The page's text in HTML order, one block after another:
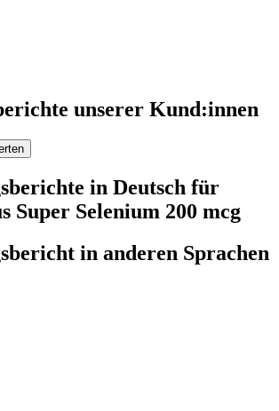
unserer Kund:innen
in Deutsch für
Super Selenium 200 mcg
in anderen Sprachen